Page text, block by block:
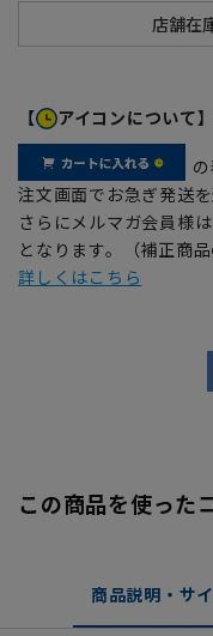
【 アイコンについて】
注文画面でお急ぎ発送を
さらにメルマガ会員様
となります。（補正商
詳しくはこちら
この商品を使った
商品説明・サ